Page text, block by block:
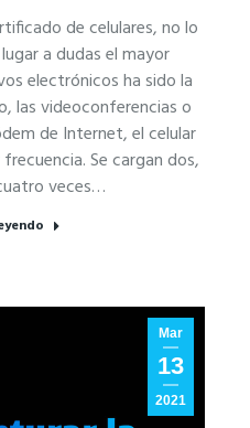
de celulares, no lo
a dudas el mayor
electrónicos ha sido la
las videoconferencias o
de Internet, el celular
Se cargan dos,
veces…
Mar
13
2021